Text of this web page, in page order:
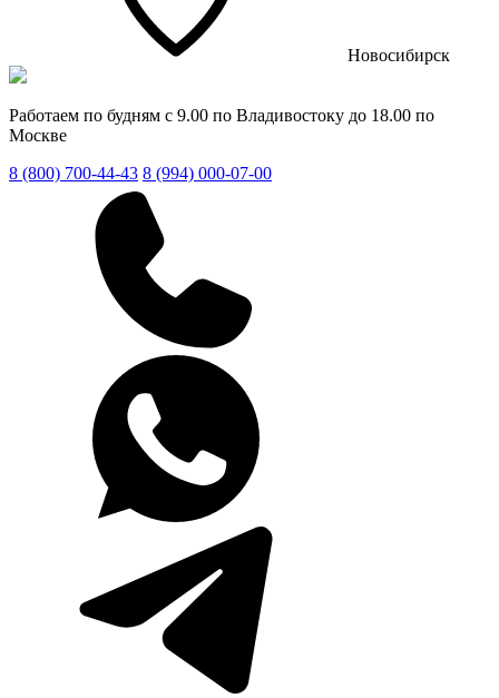
Новосибирск
Работаем по будням с 9.00 по Владивостоку до 18.00 по
Москве
8 (800) 700-44-43 8 (994) 000-07-00